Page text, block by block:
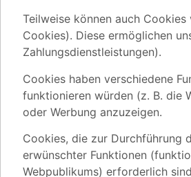
Teilweise können auch
Cookies). Diese ermöglichen
Zahlungsdienstleistungen).
Cookies haben verschiedene
funktionieren würden (z. B. die
oder Werbung anzuzeigen.
Cookies, die zur Durchführung
erwünschter Funktionen
Webpublikums) erforderlich